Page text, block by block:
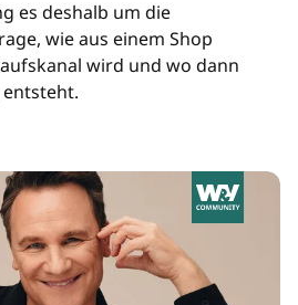
es deshalb um die
wie aus einem Shop
wird und wo dann